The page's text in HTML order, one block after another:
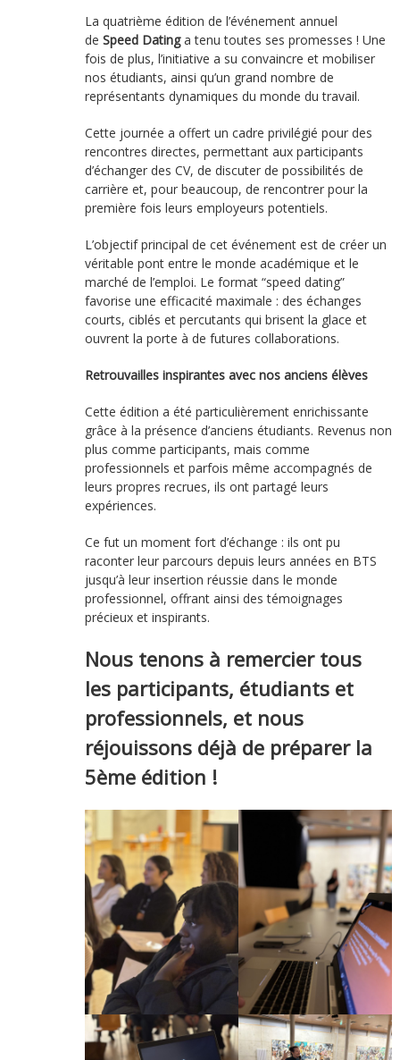
La quatrième édition de l’événement annuel
de Speed Datinga tenu toutes ses promesses ! Une
fois de plus, l’initiative a su convaincre et mobiliser
nos étudiants, ainsi qu’un grand nombre de
représentants dynamiques du monde du travail.
Cette journée a offert un cadre privilégié pour des
rencontres directes, permettant aux participants
d’échanger des CV, de discuter de possibilités de
carrière et, pour beaucoup, de rencontrer pour la
première fois leurs employeurs potentiels.
L’objectif principal de cet événement est de créer un
véritable pont entre le monde académique et le
marché de l’emploi. Le format “speed dating”
favorise une efficacité maximale : des échanges
courts, ciblés et percutants qui brisent la glace et
ouvrent la porte à de futures collaborations.
Retrouvailles inspirantes avec nos anciens élèves
Cette édition a été particulièrement enrichissante
grâce à la présence d’anciens étudiants. Revenus non
plus comme participants, mais comme
professionnels et parfois même accompagnés de
leurs propres recrues, ils ont partagé leurs
expériences.
Ce fut un moment fort d’échange : ils ont pu
raconter leur parcours depuis leurs années en BTS
jusqu’à leur insertion réussie dans le monde
professionnel, offrant ainsi des témoignages
précieux et inspirants.
Nous tenons à remercier tous
les participants, étudiants et
professionnels, et nous
réjouissons déjà de préparer la
5ème édition !